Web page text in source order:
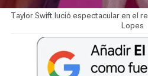
Taylor Swift lució espectacular en el
Lopes